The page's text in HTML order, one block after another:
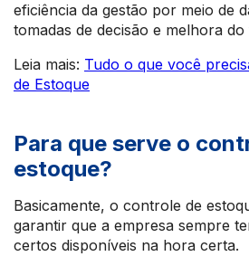
eficiência da gestão por meio de
tomadas de decisão e melhora
Leia mais: Tudo o que você
de Estoque
Para que serve o
estoque?
Basicamente, o controle de
garantir que a empresa sempre
certos disponíveis na hora certa.